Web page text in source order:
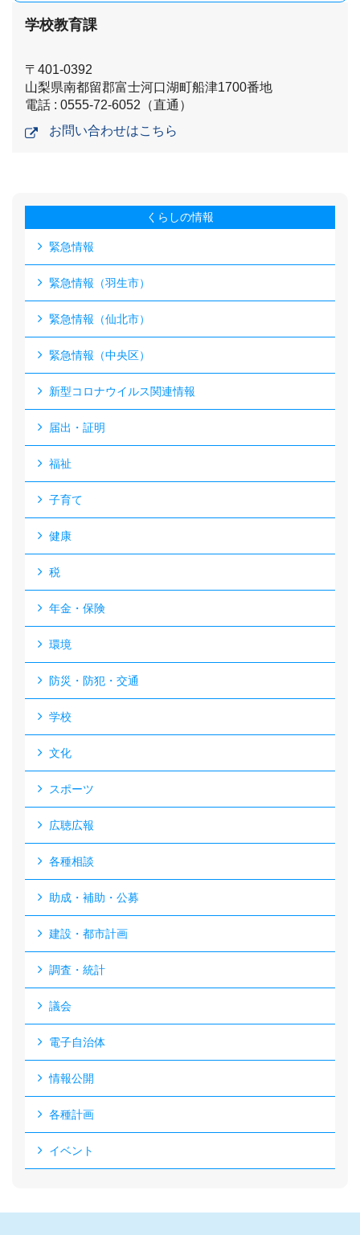
学校教育課
〒401-0392
山梨県南都留郡富士河口湖町船津1700番地
電話 : 0555-72-6052（直通）
お問い合わせはこちら
くらしの情報
緊急情報
緊急情報（羽生市）
緊急情報（仙北市）
緊急情報（中央区）
新型コロナウイルス関連情報
届出・証明
福祉
子育て
健康
税
年金・保険
環境
防災・防犯・交通
学校
文化
スポーツ
広聴広報
各種相談
助成・補助・公募
建設・都市計画
調査・統計
議会
電子自治体
情報公開
各種計画
イベント